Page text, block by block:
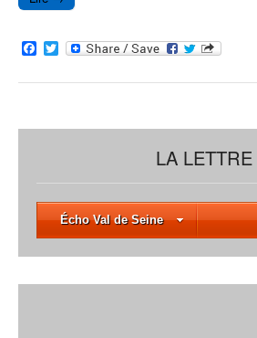
F
a
c
o
T
w
i
r
LA LETTRE
Écho Val de Seine